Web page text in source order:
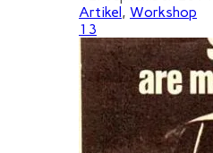
Artikel , Workshop
13